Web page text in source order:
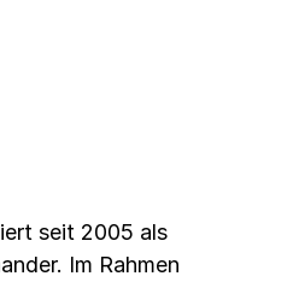
seit 2005 als
Im Rahmen